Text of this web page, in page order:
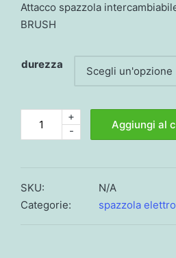
Attacco spazzola
BRUSH
durezza
Drum,
spazzola
-
+
Aggiungi al
SKU:
N/A
Categorie:
spazzola